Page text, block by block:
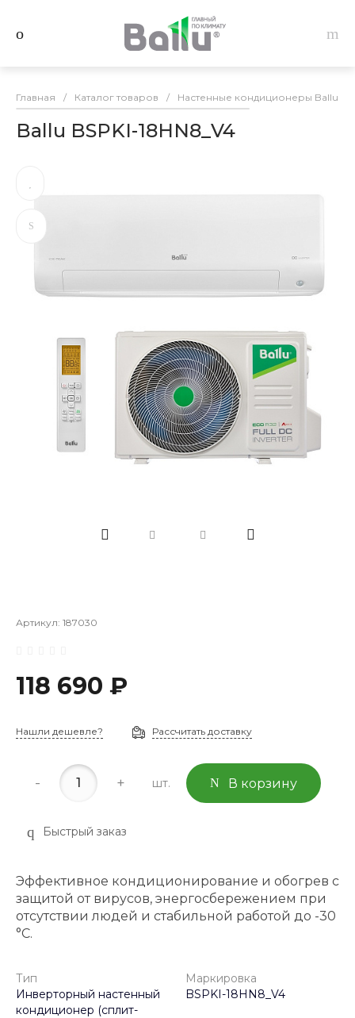
Главная / Каталог товаров / Настенные кондиционеры Ballu
Ballu BSPKI-18HN8_V4
Артикул: 187030
118 690 ₽
Нашли дешевле? Рассчитать доставку
- + шт. В корзину
Быстрый заказ
Эффективное кондиционирование и обогрев с
защитой от вирусов, энергосбережением при
отсутствии людей и стабильной работой до -30
°C.
Тип
Инверторный настенный
кондиционер (сплит-
Маркировка
BSPKI-18HN8_V4